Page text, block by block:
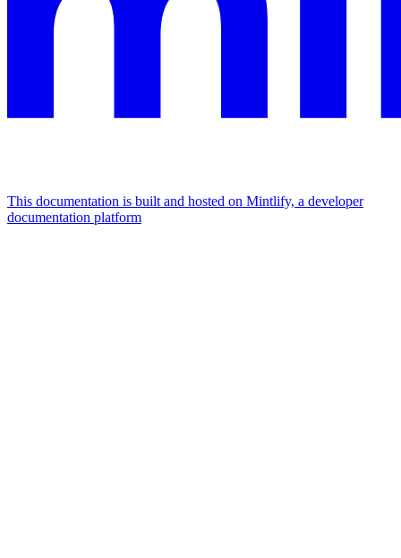
This documentation is built and hosted on Mintlify, a developer
documentation platform